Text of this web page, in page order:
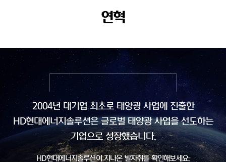
연혁
2004년 대기업 최초로 태양광 사업에 진출한
HD현대에너지솔루션은글로벌 태양광 사업을 선도하는
기업으로 성장했습니다.
HD현대에너지솔루션이 지나온 발자취를 확인해보세요.